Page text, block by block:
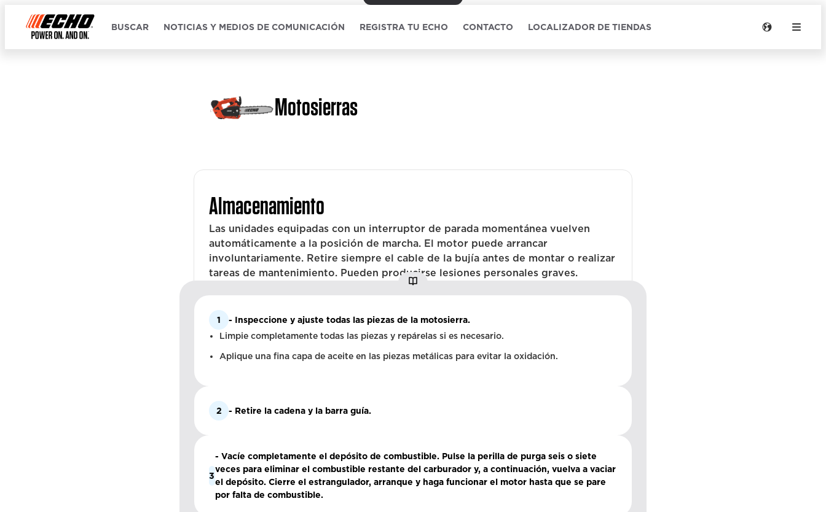
BUSCAR NOTICIAS Y MEDIOS DE COMUNICACIÓN REGISTRA TU ECHO CONTACTO LOCALIZADOR DE TIENDAS
Motosierras
Almacenamiento
Las unidades equipadas con un interruptor de parada momentánea vuelven
automáticamente a la posición de marcha. El motor puede arrancar
involuntariamente. Retire siempre el cable de la bujía antes de montar o realizar
tareas de mantenimiento. Pueden producirse lesiones personales graves.
1
- Inspeccione y ajuste todas las piezas de la motosierra.
Limpie completamente todas las piezas y repárelas si es necesario.
Aplique una fina capa de aceite en las piezas metálicas para evitar la oxidación.
2 - Retire la cadena y la barra guía.
3
- Vacíe completamente el depósito de combustible. Pulse la perilla de purga seis o siete
veces para eliminar el combustible restante del carburador y, a continuación, vuelva a vaciar
el depósito. Cierre el estrangulador, arranque y haga funcionar el motor hasta que se pare
por falta de combustible.